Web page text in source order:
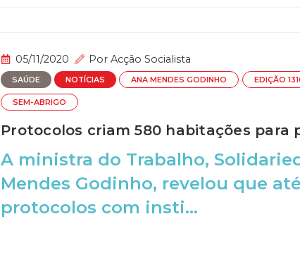
05/11/2020 Por Acção Socialista
SAÚDE NOTÍCIAS ANA MENDES GODINHO EDIÇÃO
SEM-ABRIGO
Protocolos criam 580 habitações para
A ministra do Trabalho,
Mendes Godinho, revelou que
protocolos com insti...